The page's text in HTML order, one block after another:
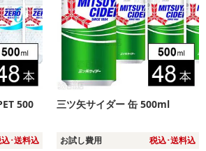
500
･送料込
三ツ矢サイダー 缶 500ml
お試し費用 税込･送料込